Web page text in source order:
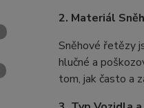
2. Materiál
Sněhové řetězy
hlučné a
tom, jak často a